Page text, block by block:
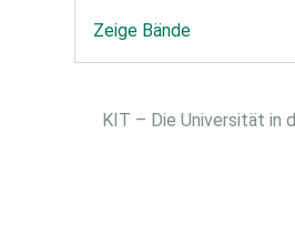
Zeige Bände
KIT – Die Universität in